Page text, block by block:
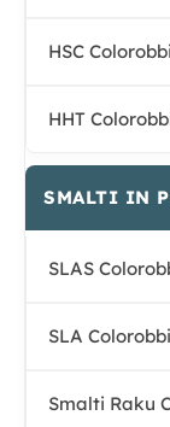
HSC
HHT
SMALTI IN
SLAS
SLA
Smalti Raku